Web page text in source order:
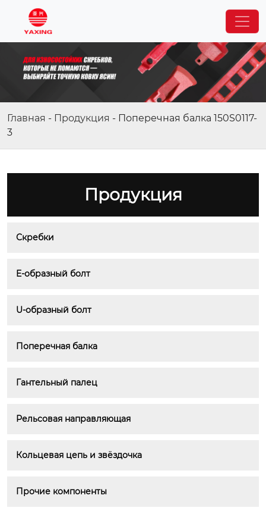
Главная - Продукция - Поперечная балка 150S0117-
3
Продукция
Скребки
E-образный болт
U-образный болт
Поперечная балка
Гантельный палец
Рельсовая направляющая
Кольцевая цепь и звёздочка
Прочие компоненты